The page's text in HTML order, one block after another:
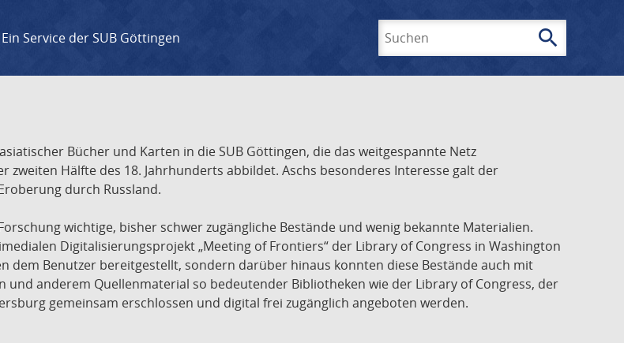
Ein Service der SUB Göttingen search
Bücher und Karten in die SUB Göttingen, die das weitgespannte Netz
Hälfte des 18. Jahrhunderts abbildet. Aschs besonderes Interesse galt der
durch Russland.
wichtige, bisher schwer zugängliche Bestände und wenig bekannte Materialien.
Digitalisierungsprojekt „Meeting of Frontiers“ der Library of Congress in Washington
Benutzer bereitgestellt, sondern darüber hinaus konnten diese Bestände auch mit
anderem Quellenmaterial so bedeutender Bibliotheken wie der Library of Congress, der
gemeinsam erschlossen und digital frei zugänglich angeboten werden.